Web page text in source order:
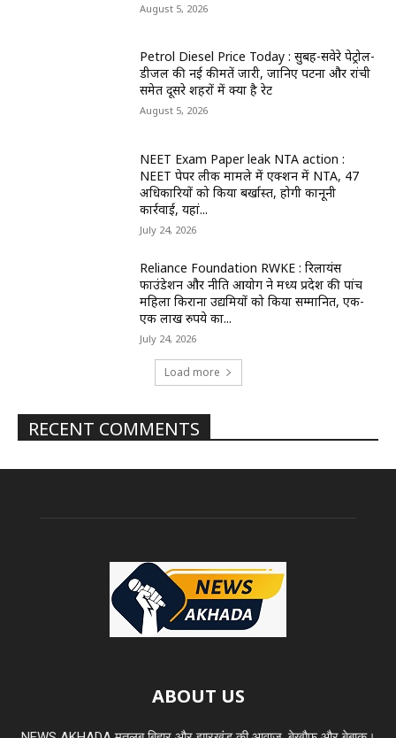
August 5, 2026
Petrol Diesel Price Today : सुबह-सवेरे पेट्रोल-
डीजल की नई कीमतें जारी, जानिए पटना और रांची
समेत दूसरे शहरों में क्या है रेट
August 5, 2026
NEET Exam Paper leak NTA action :
NEET पेपर लीक मामले में एक्शन में NTA, 47
अधिकारियों को किया बर्खास्त, होगी कानूनी
कार्रवाई, यहां...
July 24, 2026
Reliance Foundation RWKE : रिलायंस
फाउंडेशन और नीति आयोग ने मध्य प्रदेश की पांच
महिला किराना उद्यमियों को किया सम्मानित, एक-
एक लाख रुपये का...
July 24, 2026
Load more
RECENT COMMENTS
ABOUT US